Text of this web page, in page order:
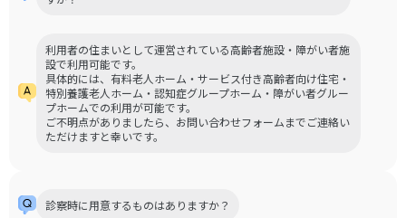
利用者の住まいとして運営されている高齢者施設・障がい者施
設で利用可能です。
具体的には、有料老人ホーム・サービス付き高齢者向け住宅・
特別養護老人ホーム・認知症グループホーム・障がい者グルー
プホームでの利用が可能です。
ご不明点がありましたら、お問い合わせフォームまでご連絡い
ただけますと幸いです。
診察時に用意するものはありますか？